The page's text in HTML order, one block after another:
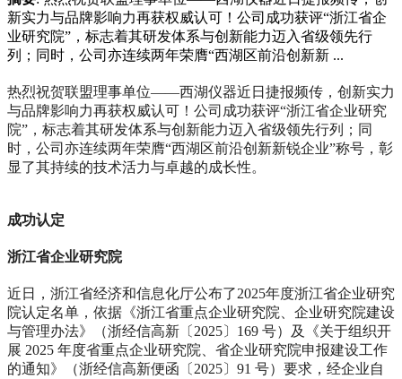
新实力与品牌影响力再获权威认可！公司成功获评“浙江省企
业研究院”，标志着其研发体系与创新能力迈入省级领先行
列；同时，公司亦连续两年荣膺“西湖区前沿创新新 ...
热烈祝贺联盟理事单位——西湖仪器近日捷报频传，创新实力
与品牌影响力再获权威认可！公司成功获评“浙江省企业研究
院”，标志着其研发体系与创新能力迈入省级领先行列；同
时，公司亦连续两年荣膺“西湖区前沿创新新锐企业”称号，彰
显了其持续的技术活力与卓越的成长性。
成功认定
浙江省企业研究院
近日，浙江省经济和信息化厅公布了2025年度浙江省企业研究
院认定名单，依据《浙江省重点企业研究院、企业研究院建设
与管理办法》（浙经信高新〔2025〕169 号）及《关于组织开
展 2025 年度省重点企业研究院、省企业研究院申报建设工作
的通知》（浙经信高新便函〔2025〕91 号）要求，经企业自